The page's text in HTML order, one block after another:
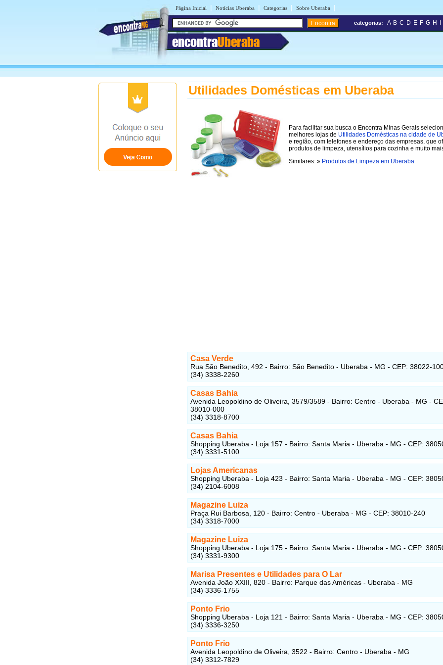
Página Inicial | Notícias Uberaba | Categorias | Sobre Uberaba |
encontraUberaba
categorias: A B C D E F G H
Utilidades Domésticas em Uberaba
Para facilitar sua busca o Encontra Minas Gerais
melhores lojas de Utilidades Domésticas na cidade de
e região, com telefones e endereço das empresas, que
produtos de limpeza, utensílios para cozinha e muito
Similares: » Produtos de Limpeza em Uberaba
Casa Verde
Rua São Benedito, 492 - Bairro: São Benedito - Uberaba - MG - CEP: 38022-
(34) 3338-2260
Casas Bahia
Avenida Leopoldino de Oliveira, 3579/3589 - Bairro: Centro - Uberaba - MG -
38010-000
(34) 3318-8700
Casas Bahia
Shopping Uberaba - Loja 157 - Bairro: Santa Maria - Uberaba - MG - CEP:
(34) 3331-5100
Lojas Americanas
Shopping Uberaba - Loja 423 - Bairro: Santa Maria - Uberaba - MG - CEP:
(34) 2104-6008
Magazine Luiza
Praça Rui Barbosa, 120 - Bairro: Centro - Uberaba - MG - CEP: 38010-240
(34) 3318-7000
Magazine Luiza
Shopping Uberaba - Loja 175 - Bairro: Santa Maria - Uberaba - MG - CEP:
(34) 3331-9300
Marisa Presentes e Utilidades para O Lar
Avenida João XXIII, 820 - Bairro: Parque das Américas - Uberaba - MG
(34) 3336-1755
Ponto Frio
Shopping Uberaba - Loja 121 - Bairro: Santa Maria - Uberaba - MG - CEP:
(34) 3336-3250
Ponto Frio
Avenida Leopoldino de Oliveira, 3522 - Bairro: Centro - Uberaba - MG
(34) 3312-7829